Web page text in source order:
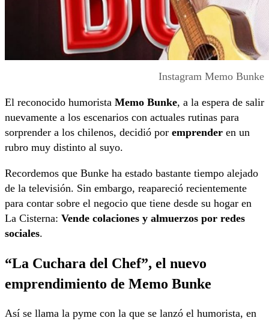
Instagram Memo Bunke
El reconocido humorista Memo Bunke, a la espera de salir
nuevamente a los escenarios con actuales rutinas para
sorprender a los chilenos, decidió por emprender en un
rubro muy distinto al suyo.
Recordemos que Bunke ha estado bastante tiempo alejado
de la televisión. Sin embargo, reapareció recientemente
para contar sobre el negocio que tiene desde su hogar en
La Cisterna: Vende colaciones y almuerzos por redes
sociales.
“La Cuchara del Chef”, el nuevo
emprendimiento de Memo Bunke
Así se llama la pyme con la que se lanzó el humorista, en